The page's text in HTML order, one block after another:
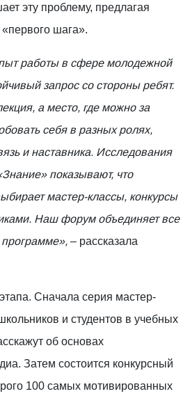
эту проблему, предлагая
шага».
работы в сфере молодежной
запрос со стороны ребят.
а место, где можно за
себя в разных ролях,
и наставника. Исследования
показывают, что
мастер-классы, конкурсы
Наш форум объединяет все
– рассказала
Сначала серия мастер-
и студентов в учебных
об основах
Затем состоится конкурсный
100 самых мотивированных